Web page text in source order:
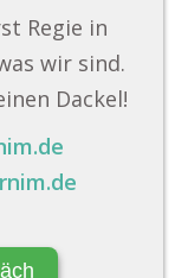
Regie in
wir sind.
Dackel!